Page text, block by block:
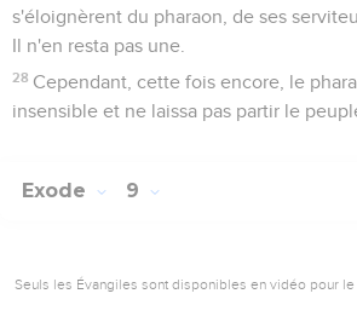
s'éloignèrent du pharaon, de ses
Il n'en resta pas une.
28 Cependant, cette fois encore, le
insensible et ne laissa pas partir le
Exode 9
Seuls les Évangiles sont disponibles en vidéo pour le